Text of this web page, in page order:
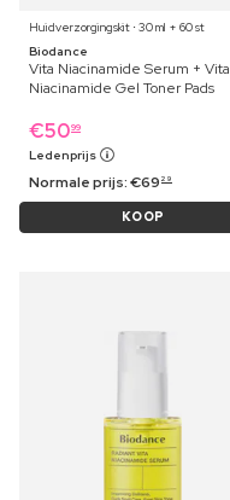
Huidverzorgingskit ⋅ 30 ml + 60 st
Biodance
Vita Niacinamide Serum + Vita
Niacinamide Gel Toner Pads
€5099
Ledenprijs
Normale prijs:€69 29
KOOP